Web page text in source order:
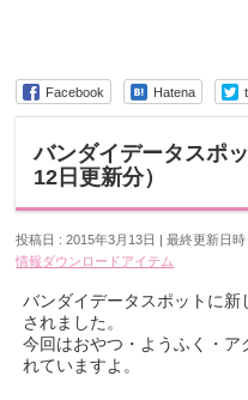
Facebook Hatena
バンダイデータスポ
12日更新分）
投稿日 : 2015年3月13日 最終更新日時
情報ダウンロードアイテム
バンダイデータスポットに
されました。
今回はおやつ・ようふく・ア
れていますよ。